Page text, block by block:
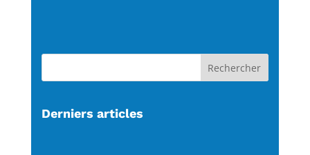
Rechercher
Derniers articles